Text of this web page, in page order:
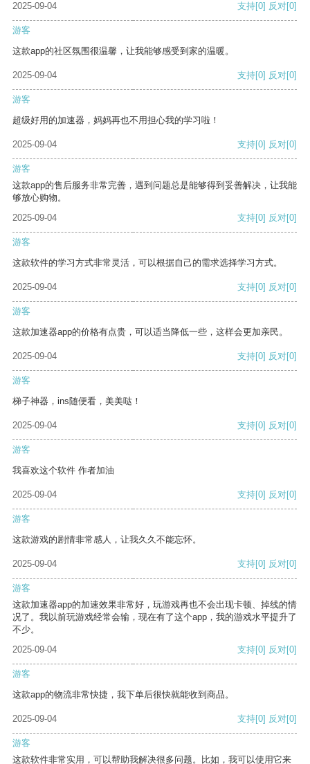
2025-09-04
支持[0] 反对[0]
游客
这款app的社区氛围很温馨，让我能够感受到家的温暖。
2025-09-04 支持[0] 反对[0]
游客
超级好用的加速器，妈妈再也不用担心我的学习啦！
2025-09-04 支持[0] 反对[0]
游客
这款app的售后服务非常完善，遇到问题总是能够得到妥善解决，让我能
够放心购物。
2025-09-04
支持[0] 反对[0]
游客
这款软件的学习方式非常灵活，可以根据自己的需求选择学习方式。
2025-09-04 支持[0] 反对[0]
游客
这款加速器app的价格有点贵，可以适当降低一些，这样会更加亲民。
2025-09-04 支持[0] 反对[0]
游客
梯子神器，ins随便看，美美哒！
2025-09-04 支持[0] 反对[0]
游客
我喜欢这个软件 作者加油
2025-09-04 支持[0] 反对[0]
游客
这款游戏的剧情非常感人，让我久久不能忘怀。
2025-09-04 支持[0] 反对[0]
游客
这款加速器app的加速效果非常好，玩游戏再也不会出现卡顿、掉线的情
况了。我以前玩游戏经常会输，现在有了这个app，我的游戏水平提升了
不少。
2025-09-04
支持[0] 反对[0]
游客
这款app的物流非常快捷，我下单后很快就能收到商品。
2025-09-04 支持[0] 反对[0]
游客
这款软件非常实用，可以帮助我解决很多问题。比如，我可以使用它来